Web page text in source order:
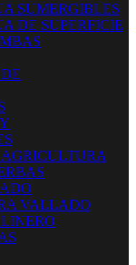
SUMERGIBLES
DE SUPERFICIE
VALLADO